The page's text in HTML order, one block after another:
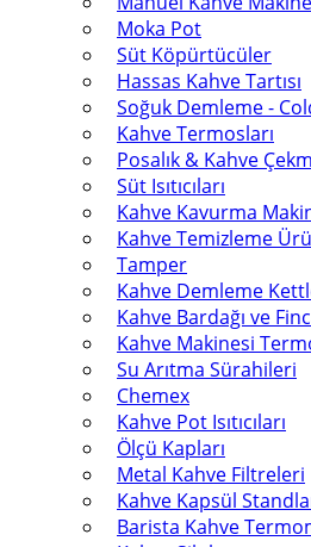
Moka Pot
Süt Köpürtücüler
Hassas Kahve Tartısı
Soğuk Demleme -
Kahve Termosları
Posalık & Kahve
Süt Isıtıcıları
Kahve Kavurma
Kahve Temizleme
Tamper
Kahve Demleme
Kahve Bardağı ve
Kahve Makinesi
Su Arıtma Sürahileri
Chemex
Kahve Pot Isıtıcıları
Ölçü Kapları
Metal Kahve Filtreleri
Kahve Kapsül
Barista Kahve